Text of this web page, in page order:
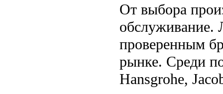
От выбора
обслуживание.
проверенным
рынке. Среди
Hansgrohe,